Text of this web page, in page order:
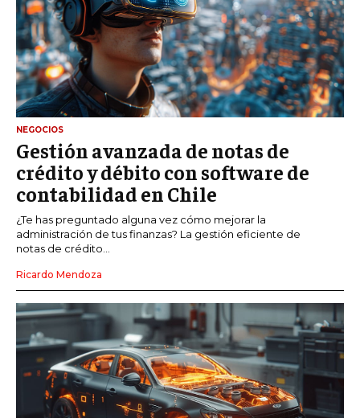
NEGOCIOS
Gestión avanzada de notas de
crédito y débito con software de
contabilidad en Chile
¿Te has preguntado alguna vez cómo mejorar la
administración de tus finanzas? La gestión eficiente de
notas de crédito...
Ricardo Mendoza